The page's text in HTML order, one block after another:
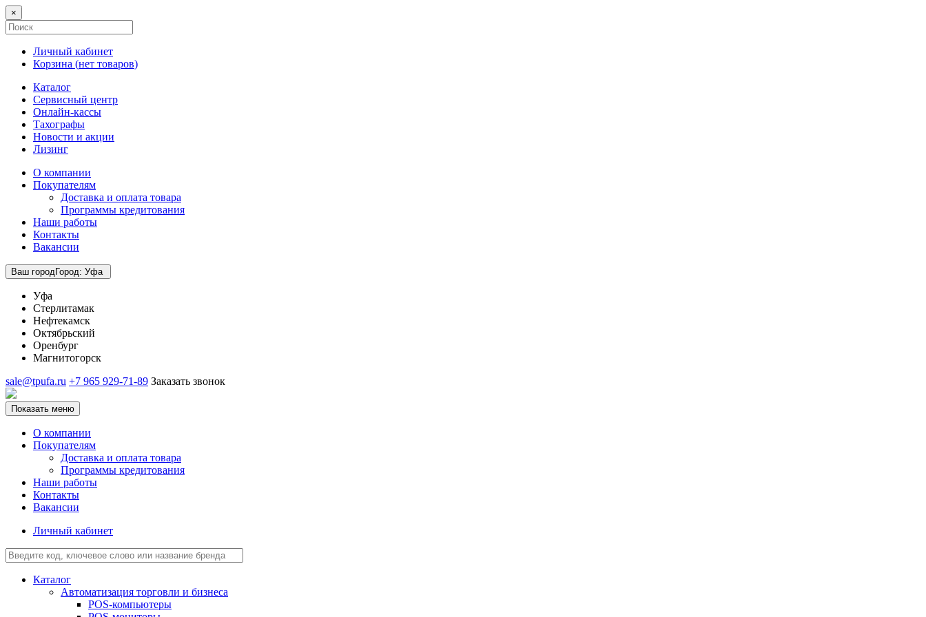
×
Личный кабинет
Корзина (нет товаров)
Каталог
Сервисный центр
Онлайн-кассы
Тахографы
Новости и акции
Лизинг
О компании
Покупателям
Доставка и оплата товара
Программы кредитования
Наши работы
Контакты
Вакансии
Ваш городГород: Уфа
Уфа
Стерлитамак
Нефтекамск
Октябрьский
Оренбург
Магнитогорск
sale@tpufa.ru +7 965 929-71-89 Заказать звонок
Показать меню
О компании
Покупателям
Доставка и оплата товара
Программы кредитования
Наши работы
Контакты
Вакансии
Личный кабинет
Каталог
Автоматизация торговли и бизнеса
POS-компьютеры